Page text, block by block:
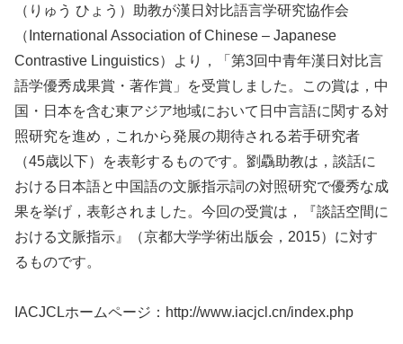
（りゅう ひょう）助教が漢日対比語言学研究協作会
（International Association of Chinese – Japanese
Contrastive Linguistics）より，「第3回中青年漢日対比言
語学優秀成果賞・著作賞」を受賞しました。この賞は，中
国・日本を含む東アジア地域において日中言語に関する対
照研究を進め，これから発展の期待される若手研究者
（45歳以下）を表彰するものです。劉驫助教は，談話に
おける日本語と中国語の文脈指示詞の対照研究で優秀な成
果を挙げ，表彰されました。今回の受賞は，『談話空間に
おける文脈指示』（京都大学学術出版会，2015）に対す
るものです。
IACJCLホームページ：http://www.iacjcl.cn/index.php